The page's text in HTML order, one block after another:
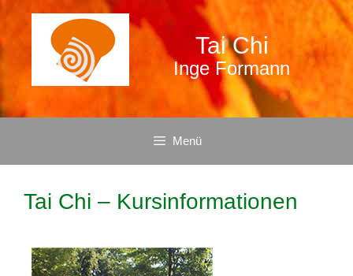
Tai Chi
Inge Formann
Menü
Tai Chi – Kursinformationen